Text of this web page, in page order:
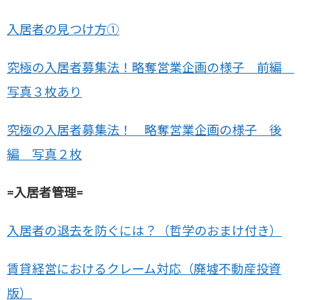
入居者の見つけ方①
究極の入居者募集法！略奪営業企画の様子 前編
写真３枚あり
究極の入居者募集法！ 略奪営業企画の様子 後
編 写真２枚
=入居者管理=
入居者の退去を防ぐには？（哲学のおまけ付き）
賃貸経営におけるクレーム対応（廃墟不動産投資
版）